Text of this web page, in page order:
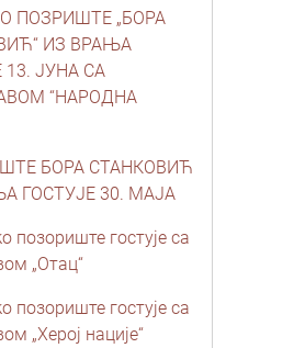
ПОЗРИШТЕ „БОРА
ИЗ ВРАЊА
13. ЈУНА СА
“НАРОДНА
БОРА СТАНКОВИЋ
ГОСТУЈЕ 30. МАЈА
позориште гостује са
„Отац“
позориште гостује са
„Херој нације“